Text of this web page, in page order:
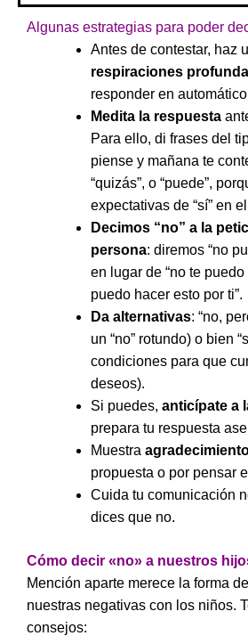
Algunas estrategias para poder
Antes de contestar, haz
respiraciones
responder en
Medita la respuesta
Para ello, di frases del
piense y mañana te
“quizás”, o “puede”,
expectativas de “sí” en
Decimos “no” a la
persona: diremos “no
en lugar de “no te puedo
puedo hacer esto por ti”.
Da alternativas: “no,
un “no” rotundo) o bien
condiciones para que
deseos).
Si puedes, anticípate a
prepara tu respuesta
Muestra
propuesta o por pensar
Cuida tu comunicación
dices que no.
Cómo decir «no» a nuestros
Mención aparte merece la forma
nuestras negativas con los niños.
consejos: